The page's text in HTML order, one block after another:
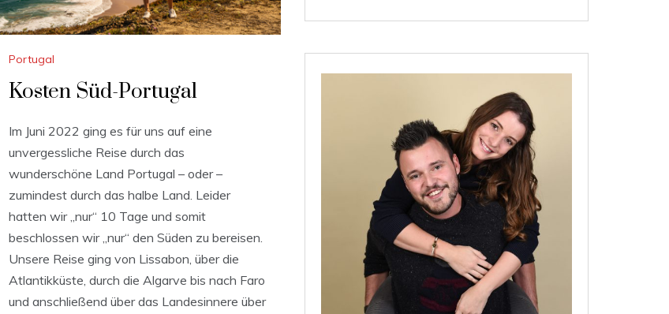
Portugal
Kosten Süd-Portugal
Im Juni 2022 ging es für uns auf eine
unvergessliche Reise durch das
wunderschöne Land Portugal – oder –
zumindest durch das halbe Land. Leider
hatten wir „nur“ 10 Tage und somit
beschlossen wir „nur“ den Süden zu bereisen.
Unsere Reise ging von Lissabon, über die
Atlantikküste, durch die Algarve bis nach Faro
und anschließend über das Landesinnere über